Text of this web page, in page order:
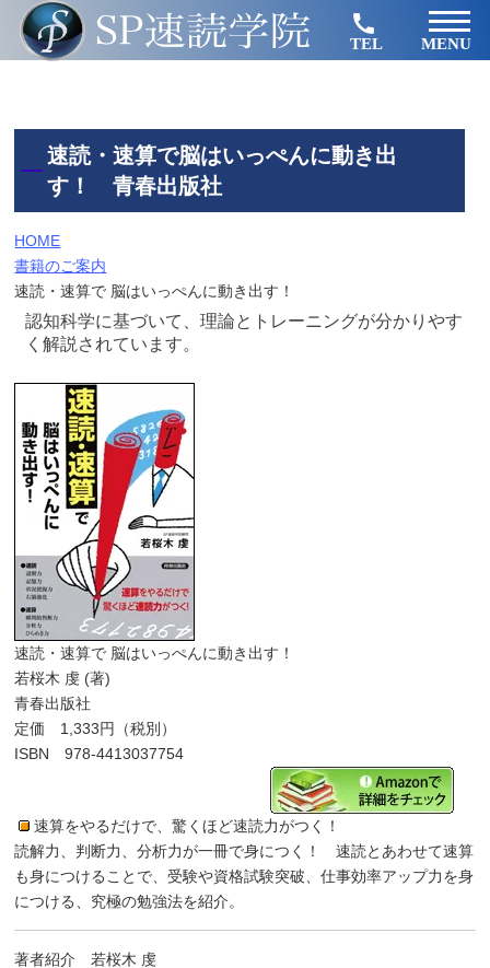
TEL MENU
速読・速算で脳はいっぺんに動き出
す！ 青春出版社
HOME
書籍のご案内
速読・速算で 脳はいっぺんに動き出す！
認知科学に基づいて、理論とトレーニングが分かりやす
く解説されています。
速読・速算で 脳はいっぺんに動き出す！
若桜木 虔 (著)
青春出版社
定価 1,333円（税別）
ISBN 978-4413037754
速算をやるだけで、驚くほど速読力がつく！
読解力、判断力、分析力が一冊で身につく！ 速読とあわせて速算
も身につけることで、受験や資格試験突破、仕事効率アップ力を身
につける、究極の勉強法を紹介。
著者紹介 若桜木 虔